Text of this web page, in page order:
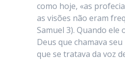
como hoje, «as
as visões não eram
Samuel 3). Quando ele
Deus que chamava
que se tratava da voz